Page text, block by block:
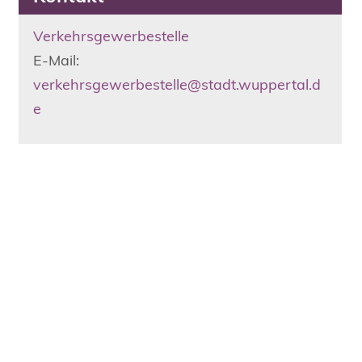
Verkehrsgewerbestelle
E-Mail:
verkehrsgewerbestelle@stadt.wuppertal.d
e